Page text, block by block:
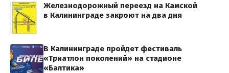
Железнодорожный переезд на Камской
в Калининграде закроют на два дня
В Калининграде пройдет фестиваль
«Триатлон поколений» на стадионе
«Балтика»